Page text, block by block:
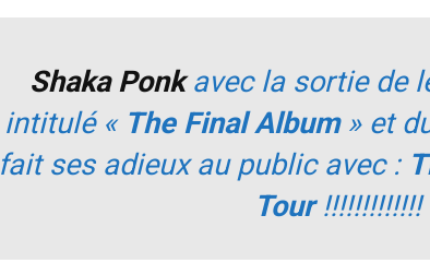
Shaka Ponkavec la sortie de
intitulé « The Final Album» et
fait ses adieux au public avec :
Tour!!!!!!!!!!!!!